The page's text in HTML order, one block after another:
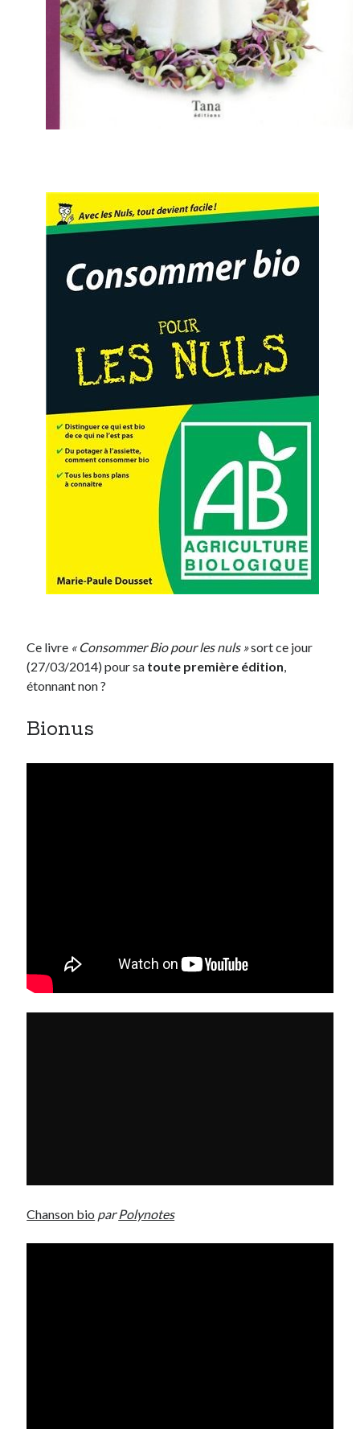
Ce livre « Consommer Bio pour les nuls »sort ce jour
(27/03/2014) pour sa toute première édition,
étonnant non ?
Bionus
Chanson bio parPolynotes